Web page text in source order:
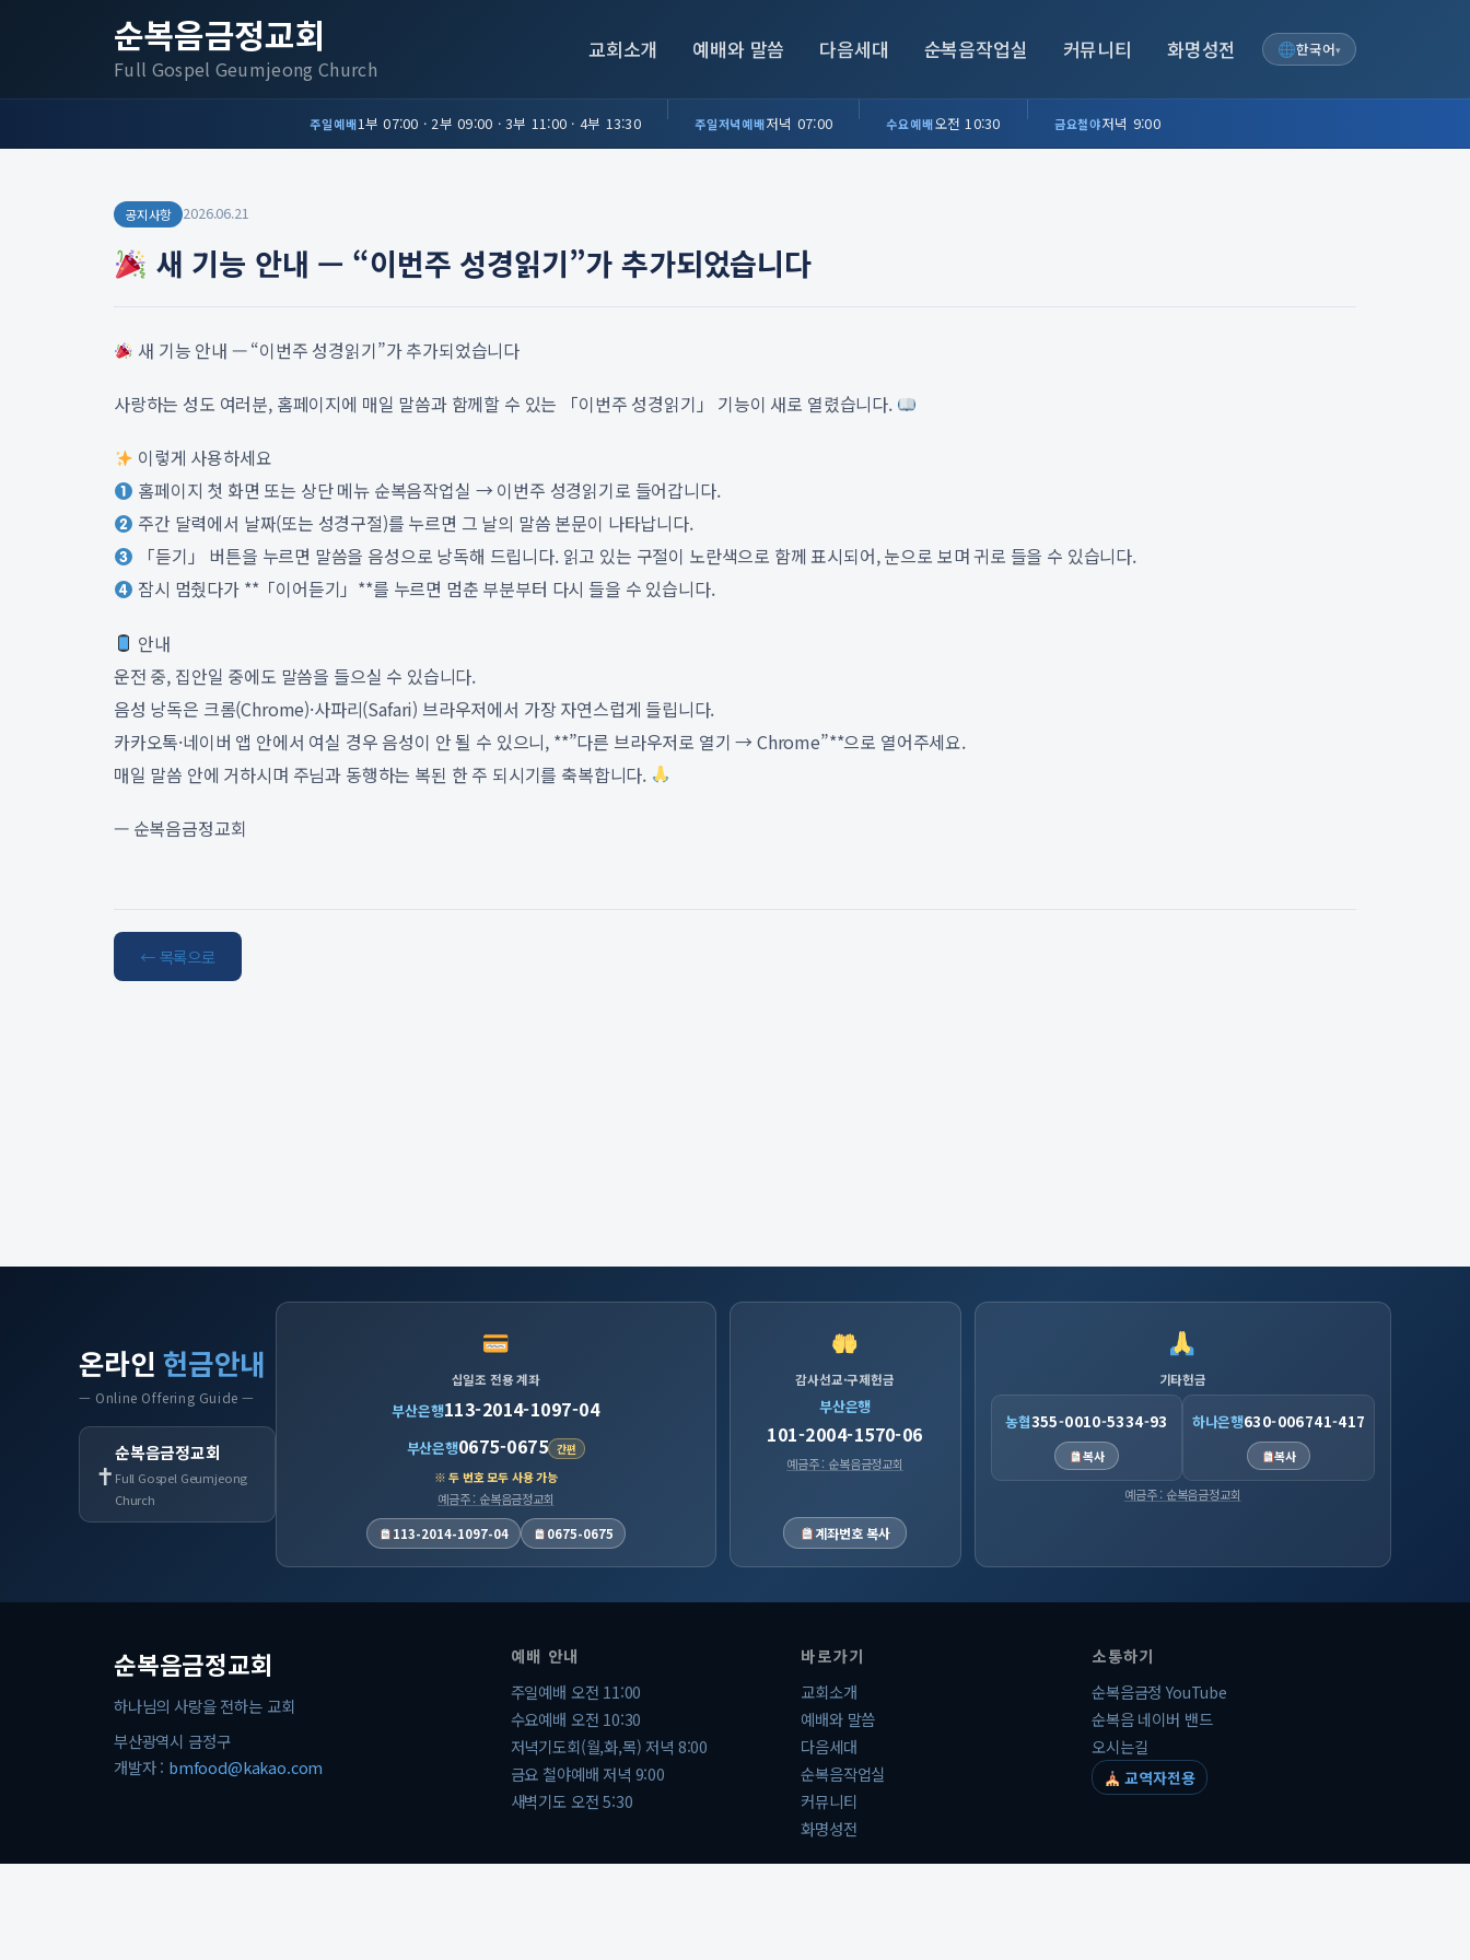
순복음금정교회
Full Gospel Geumjeong Church
교회소개 예배와 말씀 다음세대 순복음작업실 커뮤니티 화명성전 한국어▾
주일예배1부 07:00 · 2부 09:00 · 3부 11:00 · 4부 13:30 주일저녁예배저녁 07:00 수요예배오전 10:30 금요철야저녁 9:00
공지사항 2026.06.21
새 기능 안내 — “이번주 성경읽기”가 추가되었습니다
새 기능 안내 — “이번주 성경읽기”가 추가되었습니다
사랑하는 성도 여러분, 홈페이지에 매일 말씀과 함께할 수 있는 「이번주 성경읽기」 기능이 새로 열렸습니다.
이렇게 사용하세요
홈페이지 첫 화면 또는 상단 메뉴 순복음작업실 → 이번주 성경읽기로 들어갑니다.
주간 달력에서 날짜(또는 성경구절)를 누르면 그 날의 말씀 본문이 나타납니다.
「듣기」 버튼을 누르면 말씀을 음성으로 낭독해 드립니다. 읽고 있는 구절이 노란색으로 함께 표시되어, 눈으로 보며 귀로 들을 수 있습니다.
잠시 멈췄다가 **「이어듣기」**를 누르면 멈춘 부분부터 다시 들을 수 있습니다.
안내
운전 중, 집안일 중에도 말씀을 들으실 수 있습니다.
음성 낭독은 크롬(Chrome)·사파리(Safari) 브라우저에서 가장 자연스럽게 들립니다.
카카오톡·네이버 앱 안에서 여실 경우 음성이 안 될 수 있으니, **”다른 브라우저로 열기 → Chrome”**으로 열어주세요.
매일 말씀 안에 거하시며 주님과 동행하는 복된 한 주 되시기를 축복합니다.
— 순복음금정교회
← 목록으로
온라인 헌금안내
— Online Offering Guide —
✝
순복음금정교회
Full Gospel Geumjeong
Church
십일조 전용 계좌
부산은행113-2014-1097-04
부산은행0675-0675 간편
※ 두 번호 모두 사용 가능
예금주 : 순복음금정교회
113-2014-1097-04
0675-0675
감사선교·구제헌금
부산은행
101-2004-1570-06
예금주 : 순복음금정교회
계좌번호 복사
기타헌금
농협355-0010-5334-93
복사
하나은행630-006741-417
복사
예금주 : 순복음금정교회
순복음금정교회
하나님의 사랑을 전하는 교회
부산광역시 금정구
개발자 : bmfood@kakao.com
예배 안내
주일예배 오전 11:00
수요예배 오전 10:30
저녁기도회(월,화,목) 저녁 8:00
금요 철야예배 저녁 9:00
새벽기도 오전 5:30
바로가기
교회소개
예배와 말씀
다음세대
순복음작업실
커뮤니티
화명성전
소통하기
순복음금정 YouTube
순복음 네이버 밴드
오시는길
교역자전용